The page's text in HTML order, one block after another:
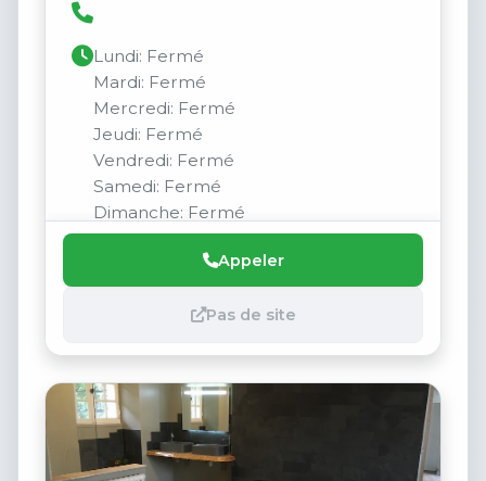
Lundi: Fermé
Mardi: Fermé
Mercredi: Fermé
Jeudi: Fermé
Vendredi: Fermé
Samedi: Fermé
Dimanche: Fermé
Appeler
Pas de site